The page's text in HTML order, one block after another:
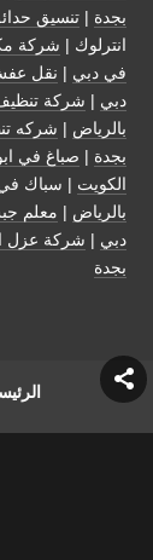
بجدة | تنسيق
انترلوك | شركة
في دبي | نقل
دبي | شركة
بالرياض | شركه
بجدة | صباغ في
الكويت | سباك
بالرياض | معلم
دبي | شركة عزل
بجدة